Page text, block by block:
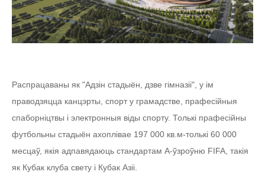
Распрацаваны як "Адзін стадыён, дзве гімназіі", у ім
праводзяцца канцэрты, спорт у грамадстве, прафесійныя
спаборніцтвы і электронныя віды спорту. Толькі прафесійны
футбольны стадыён ахоплівае 197 000 кв.м-толькі 60 000
месцаў, якія адпавядаюць стандартам A-ўзроўню FIFA, такія
як Кубак клуба свету і Кубак Азіі.